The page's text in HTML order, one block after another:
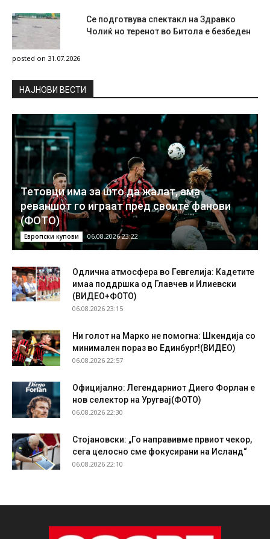
Се подготвува спектакл на Здравко
Чолиќ но теренот во Битола е безбеден
posted on 31.07.2026
НAЈНОВИ ВЕСТИ
Тетовци има за што да жалат, ама
реваншот го играат пред своите фанови
(ФОТО)
Европски купови 06.08.2026 23:22
Одлична атмосфера во Гевгелија: Кадетите
имаа поддршка од Главчев и Илиевски
(ВИДЕО+ФОТО)
06.08.2026 23:15
Ни голот на Марко не помогна: Шкендија со
минимален пораз во Единбург!(ВИДЕО)
06.08.2026 22:57
Официјално: Легендарниот Диего Форлан е
нов селектор на Уругвај(ФОТО)
06.08.2026 22:30
Стојановски: „Го направивме првиот чекор,
сега целосно сме фокусирани на Исланд“
06.08.2026 22:10